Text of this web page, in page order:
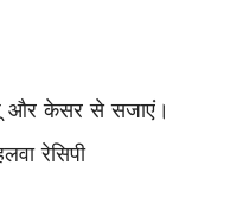
और केसर से सजाएं।